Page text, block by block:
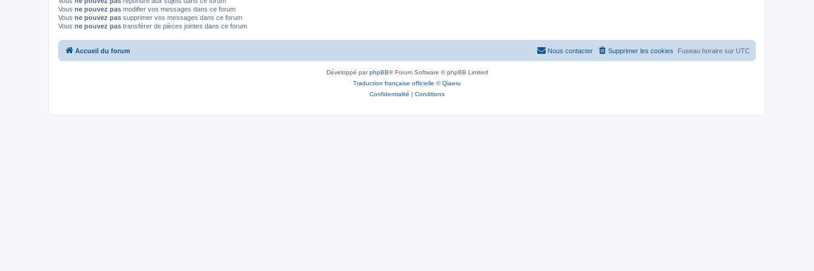
Vous ne pouvez pas modifier vos messages dans ce forum
Vous ne pouvez pas supprimer vos messages dans ce forum
Vous ne pouvez pas transférer de pièces jointes dans ce forum
Accueil du forum Fuseau horaire sur UTC
Supprimer les cookies
Nous contacter
Développé parphpBB® Forum Software © phpBB Limited
Traduction française officielle ©Qiaeru
Confidentialité | Conditions